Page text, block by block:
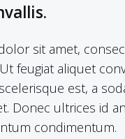
sit amet,
feugiat aliquet
est, a
Donec ultrices id
condimentum.